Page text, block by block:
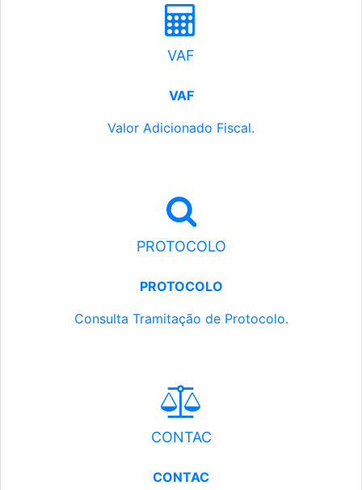
VAF
VAF
Valor Adicionado Fiscal.
PROTOCOLO
PROTOCOLO
Consulta Tramitação de Protocolo.
CONTAC
CONTAC